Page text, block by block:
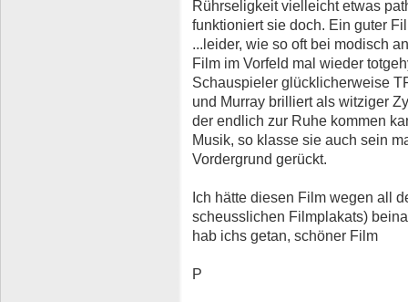
Rührseligkeit vielleicht etwas
funktioniert sie doch. Ein guter
...leider, wie so oft bei modisch
Film im Vorfeld mal wieder
Schauspieler glücklicherweise
und Murray brilliert als witziger
der endlich zur Ruhe kommen
Musik, so klasse sie auch sein
Vordergrund gerückt.
Ich hätte diesen Film wegen all
scheusslichen Filmplakats)
hab ichs getan, schöner Film
P